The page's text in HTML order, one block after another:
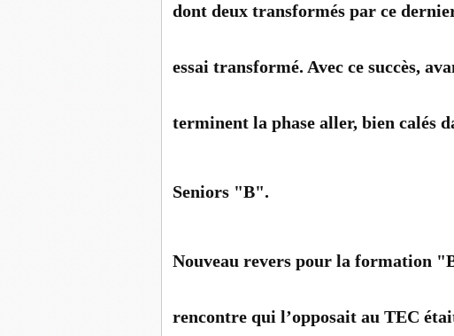
dont deux transformés par ce
essai transformé. Avec ce succès,
terminent la phase aller, bien calés
Seniors "B".
Nouveau revers pour la formation
rencontre qui l’opposait au TEC